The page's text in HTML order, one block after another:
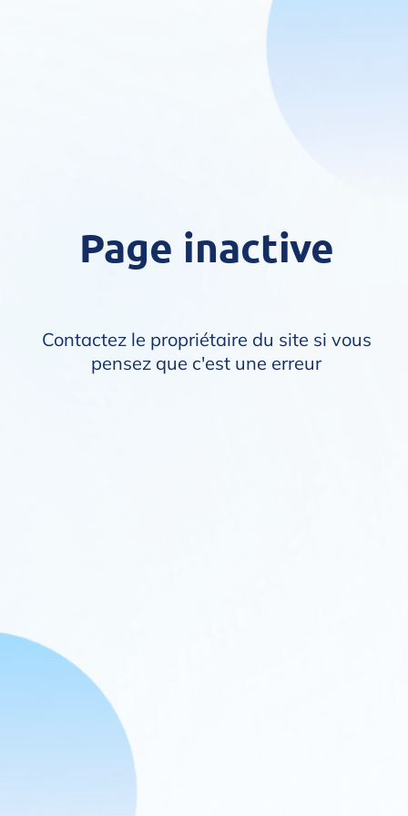
Page inactive
Contactez le propriétaire du site si vous
pensez que c'est une erreur